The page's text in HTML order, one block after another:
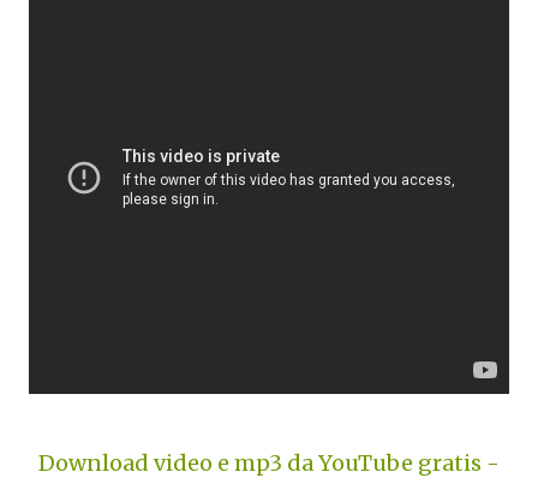
Download video e mp3 da YouTube gratis -